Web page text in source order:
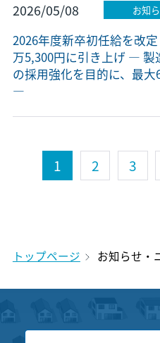
2026/05/08 お知
2026年度新卒初任給を改
万5,300円に引き上げ ― 製
の採用強化を目的に、最
―
1 2 3
トップページ お知らせ・